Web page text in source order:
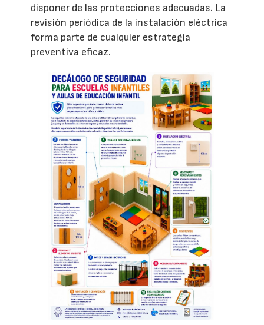
disponer de las protecciones adecuadas. La
revisión periódica de la instalación eléctrica
forma parte de cualquier estrategia
preventiva eficaz.